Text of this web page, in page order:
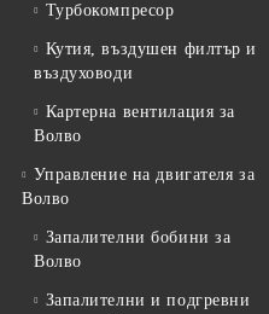
Турбокомпресор
Кутия, въздушен филтър и
въздуховоди
Картерна вентилация за
Волво
Управление на двигателя за
Волво
Запалителни бобини за
Волво
Запалителни и подгревни